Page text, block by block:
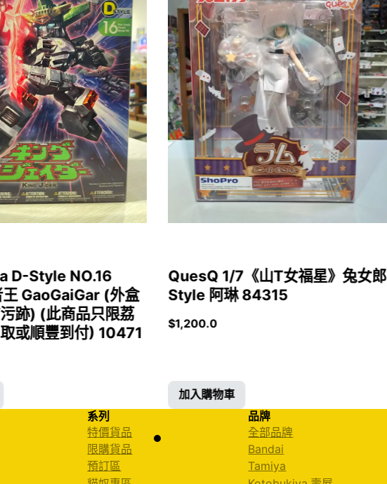
D-Style NO.16
王 GaoGaiGar (外盒
跡) (此商品只限荔
或順豐到付) 10471
QuesQ 1/7《山T女福星》兔女郎
Style 阿琳 84315
$1,200.0
加入購物車
系列
特價貨品
限購貨品
預訂區
品牌
全部品牌
Bandai
Tamiya